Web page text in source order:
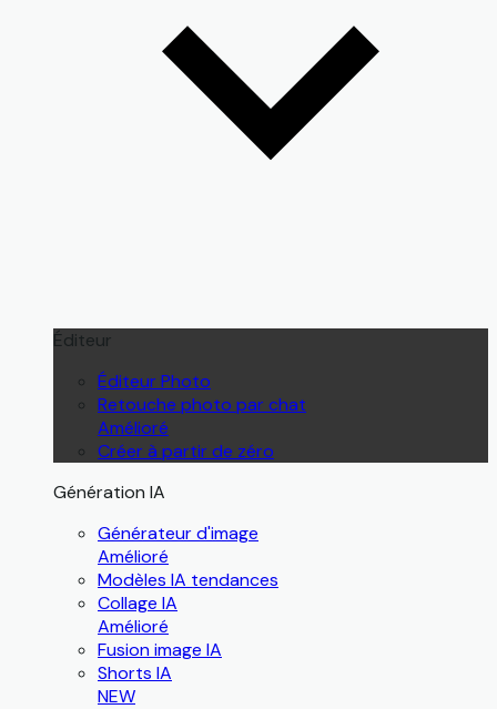
Éditeur
Éditeur Photo
Retouche photo par chat
Amélioré
Créer à partir de zéro
Génération IA
Générateur d'image
Amélioré
Modèles IA tendances
Collage IA
Amélioré
Fusion image IA
Shorts IA
NEW